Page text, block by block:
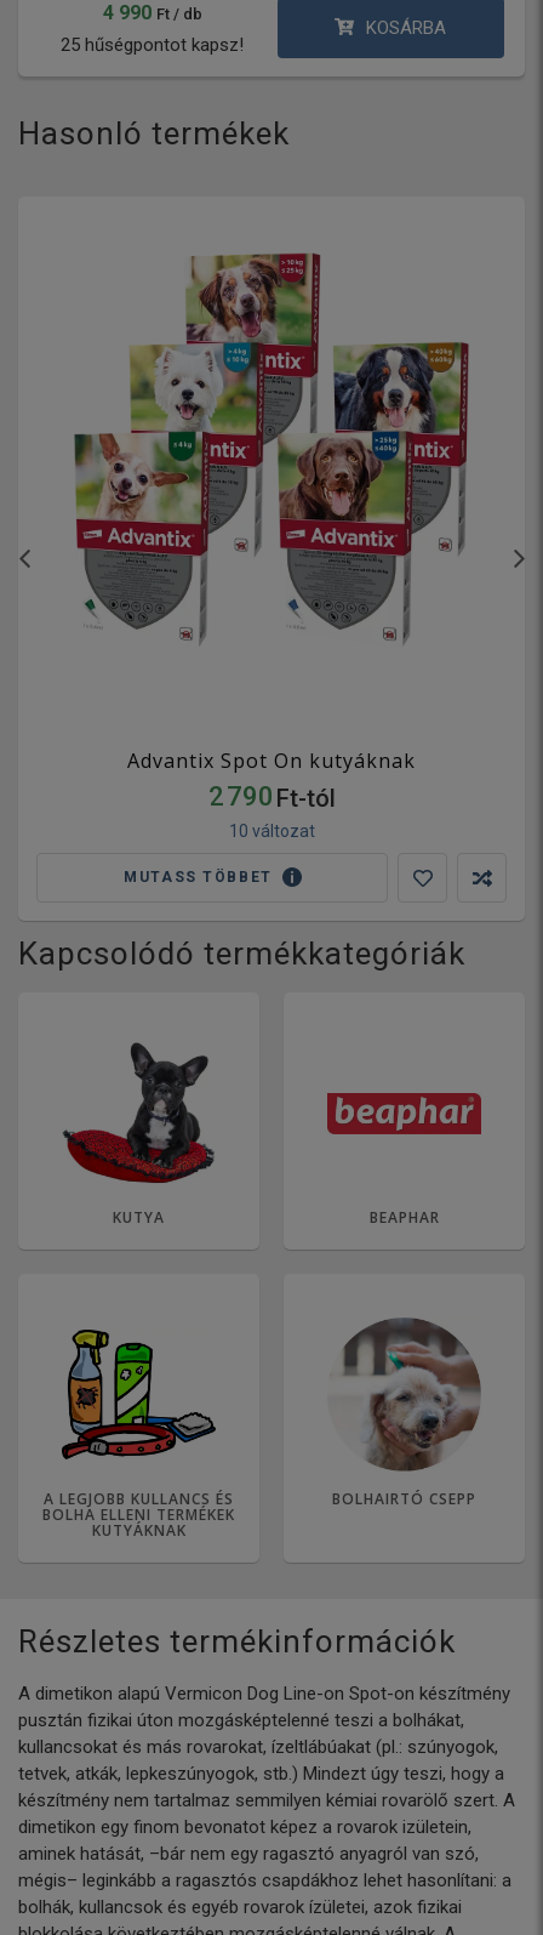
4 990 Ft / db
25 hűségpontot kapsz!
KOSÁRBA
Hasonló termékek
Advantix Spot On kutyáknak
2 790 Ft-tól
10 változat
MUTASS TÖBBET
Kapcsolódó termékkategóriák
KUTYA BEAPHAR
A LEGJOBB KULLANCS ÉS
BOLHA ELLENI TERMÉKEK
KUTYÁKNAK
BOLHAIRTÓ CSEPP
Részletes termékinformációk
A dimetikon alapú Vermicon Dog Line-on Spot-on készítmény
pusztán fizikai úton mozgásképtelenné teszi a bolhákat,
kullancsokat és más rovarokat, ízeltlábúakat (pl.: szúnyogok,
tetvek, atkák, lepkeszúnyogok, stb.) Mindezt úgy teszi, hogy a
készítmény nem tartalmaz semmilyen kémiai rovarölő szert. A
dimetikon egy finom bevonatot képez a rovarok izületein,
aminek hatását, –bár nem egy ragasztó anyagról van szó,
mégis– leginkább a ragasztós csapdákhoz lehet hasonlítani: a
bolhák, kullancsok és egyéb rovarok ízületei, azok fizikai